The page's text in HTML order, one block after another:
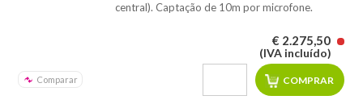
central). Captação de 10m por microfone.
Comparar
€ 2.275,50
(IVA incluído)